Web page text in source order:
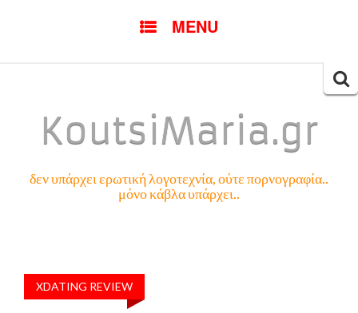
MENU
KoutsiMaria.gr
δεν υπάρχει ερωτική λογοτεχνία, ούτε πορνογραφία..
μόνο κάβλα υπάρχει..
XDATING REVIEW